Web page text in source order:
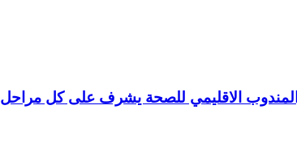
الاقليمي للصحة يشرف على كل